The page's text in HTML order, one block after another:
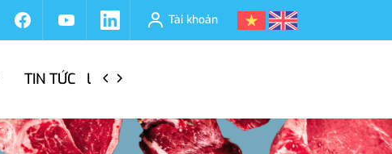
Tài khoản
TIN TỨC LIÊN HỆ